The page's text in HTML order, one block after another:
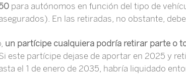
para autónomos en función del tipo de
En las retiradas, no obstante,
un partícipe cualquiera podría retirar parte o
este partícipe dejase de aportar en 2025 y
el 1 de enero de 2035, habría liquidado